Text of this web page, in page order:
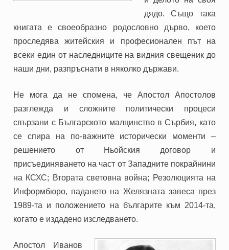
дядо. Също така
книгата е своеобразно родословно дърво, което
проследява житейския и професионален път на
всеки един от наследниците на видния свещеник до
наши дни, разпръснати в няколко държави.
Не мога да не спомена, че Апостол Апостолов
разглежда и сложните политически процеси
свързани с Българското малцинство в Сърбия, като
се спира на по-важните исторически моменти –
решението от Ньойския договор и
присъединяването на част от Западните покрайнини
на КСХС; Втората световна война; Резолюцията на
Информбюро, падането на Желязната завеса през
1989-та и положението на българите към 2014-та,
когато е издадено изследването.
Апостол Иванов